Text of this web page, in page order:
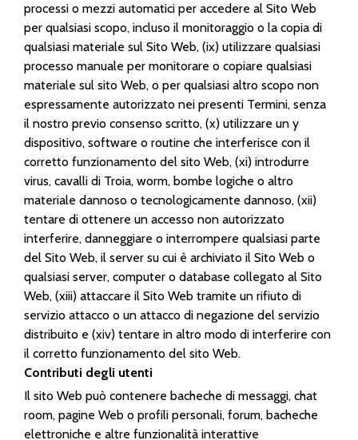
processi o mezzi automatici per accedere al Sito Web
per qualsiasi scopo, incluso il monitoraggio o la copia di
qualsiasi materiale sul Sito Web, (ix) utilizzare qualsiasi
processo manuale per monitorare o copiare qualsiasi
materiale sul sito Web, o per qualsiasi altro scopo non
espressamente autorizzato nei presenti Termini, senza
il nostro previo consenso scritto, (x) utilizzare un y
dispositivo, software o routine che interferisce con il
corretto funzionamento del sito Web, (xi) introdurre
virus, cavalli di Troia, worm, bombe logiche o altro
materiale dannoso o tecnologicamente dannoso, (xii)
tentare di ottenere un accesso non autorizzato
interferire, danneggiare o interrompere qualsiasi parte
del Sito Web, il server su cui è archiviato il Sito Web o
qualsiasi server, computer o database collegato al Sito
Web, (xiii) attaccare il Sito Web tramite un rifiuto di
servizio attacco o un attacco di negazione del servizio
distribuito e (xiv) tentare in altro modo di interferire con
il corretto funzionamento del sito Web.
Contributi degli utenti
Il sito Web può contenere bacheche di messaggi, chat
room, pagine Web o profili personali, forum, bacheche
elettroniche e altre funzionalità interattive